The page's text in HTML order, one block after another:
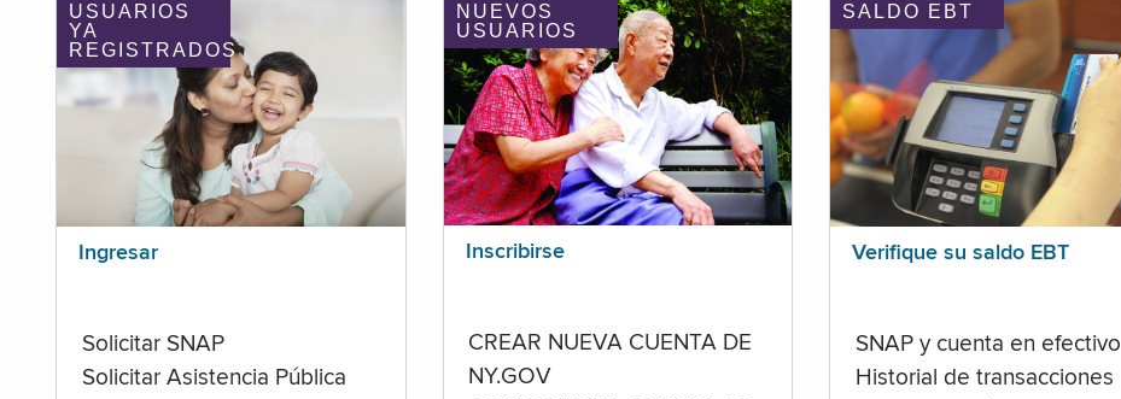
USUARIOS
YA
REGISTRADOS
Ingresar
Solicitar SNAP
Solicitar Asistencia Pública
NUEVOS
USUARIOS
Inscribirse
CREAR NUEVA CUENTA DE
NY.GOV
SALDO EBT
Verifique su saldo EBT
SNAP y cuenta en efectivo
Historial de transacciones